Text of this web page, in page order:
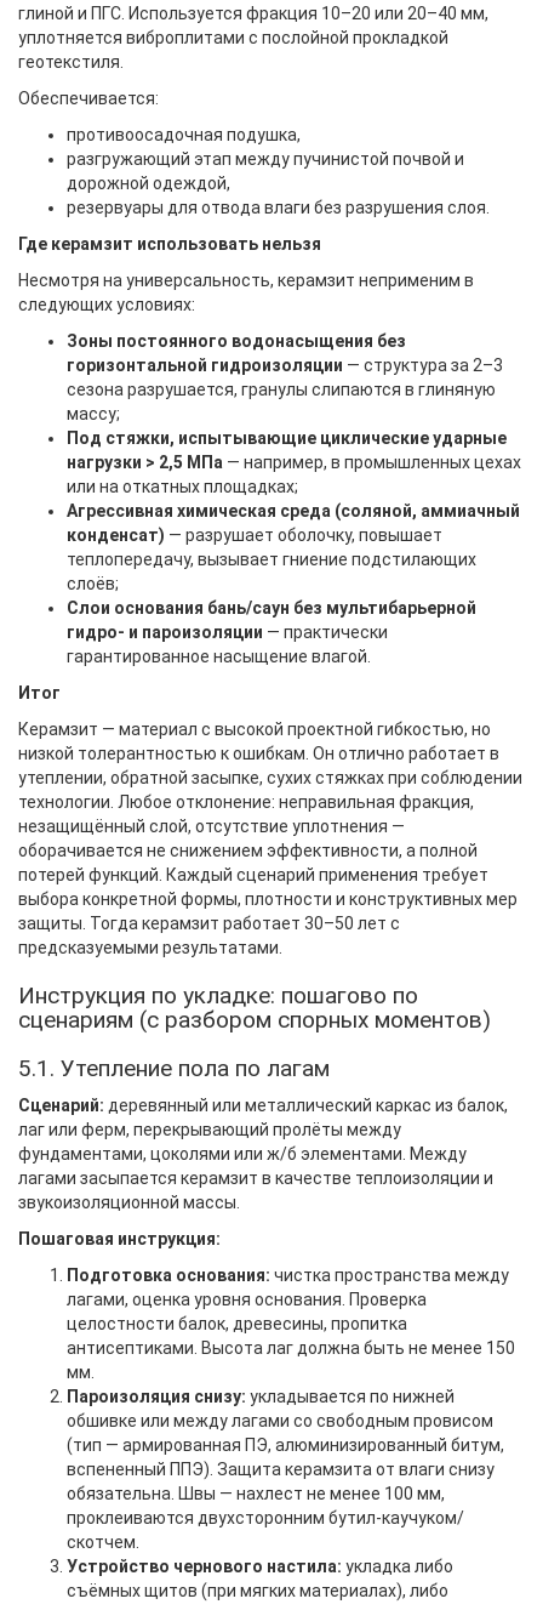
глиной и ПГС. Используется фракция 10–20 или 20–40 мм,
уплотняется виброплитами с послойной прокладкой
геотекстиля.
Обеспечивается:
противоосадочная подушка,
разгружающий этап между пучинистой почвой и
дорожной одеждой,
резервуары для отвода влаги без разрушения слоя.
Где керамзит использовать нельзя
Несмотря на универсальность, керамзит неприменим в
следующих условиях:
Зоны постоянного водонасыщения без
горизонтальной гидроизоляции — структура за 2–3
сезона разрушается, гранулы слипаются в глиняную
массу;
Под стяжки, испытывающие циклические ударные
нагрузки > 2,5 МПа — например, в промышленных цехах
или на откатных площадках;
Агрессивная химическая среда (соляной, аммиачный
конденсат) — разрушает оболочку, повышает
теплопередачу, вызывает гниение подстилающих
слоёв;
Слои основания бань/саун без мультибарьерной
гидро- и пароизоляции — практически
гарантированное насыщение влагой.
Итог
Керамзит — материал с высокой проектной гибкостью, но
низкой толерантностью к ошибкам. Он отлично работает в
утеплении, обратной засыпке, сухих стяжках при соблюдении
технологии. Любое отклонение: неправильная фракция,
незащищённый слой, отсутствие уплотнения —
оборачивается не снижением эффективности, а полной
потерей функций. Каждый сценарий применения требует
выбора конкретной формы, плотности и конструктивных мер
защиты. Тогда керамзит работает 30–50 лет с
предсказуемыми результатами.
Инструкция по укладке: пошагово по
сценариям (с разбором спорных моментов)
5.1. Утепление пола по лагам
Сценарий: деревянный или металлический каркас из балок,
лаг или ферм, перекрывающий пролёты между
фундаментами, цоколями или ж/б элементами. Между
лагами засыпается керамзит в качестве теплоизоляции и
звукоизоляционной массы.
Пошаговая инструкция:
Подготовка основания: чистка пространства между
лагами, оценка уровня основания. Проверка
целостности балок, древесины, пропитка
антисептиками. Высота лаг должна быть не менее 150
мм.
Пароизоляция снизу: укладывается по нижней
обшивке или между лагами со свободным провисом
(тип — армированная ПЭ, алюминизированный битум,
вспененный ППЭ). Защита керамзита от влаги снизу
обязательна. Швы — нахлест не менее 100 мм,
проклеиваются двухсторонним бутил-каучуком/
скотчем.
Устройство чернового настила: укладка либо
съёмных щитов (при мягких материалах), либо